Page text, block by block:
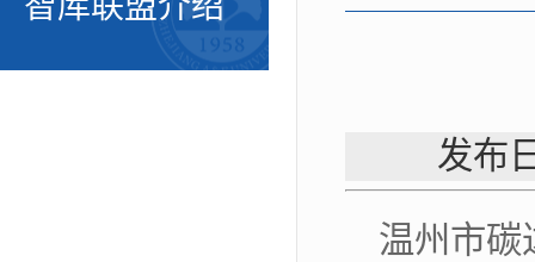
发布
温州市碳